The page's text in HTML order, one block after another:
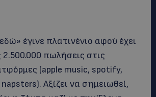
έγινε πλατινένιο αφού έχει
2.500.000 πωλήσεις στις
(apple music, spotify,
Αξίζει να σημειωθεί,